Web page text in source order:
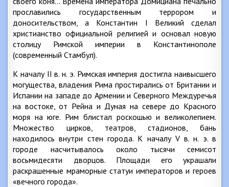
прославились государственным террором и
доносительством, а Константин I Великий сделал
христианство официальной религией и основал новую
столицу Римской империи в Константинополе
(современный Стамбул).
К началу II в. н. э. Римская империя достигла наивысшего
могущества, владения Рима простирались от Британии и
Испании на западе до Армении и Северного Междуречья
на востоке, от Рейна и Дуная на севере до Красного
моря на юге. Рим блистал роскошью и великолепием.
Множество цирков, театров, стадионов, бань
находилось внутри стен города. К началу V в. н. э. в
городе насчитывалось около тысячи семисот
восьмидесяти дворцов. Площади его украшали
раскрашенные мраморные статуи императоров и героев
«вечного города».